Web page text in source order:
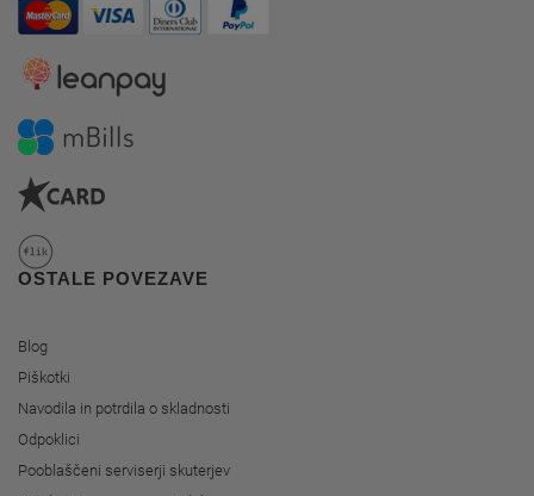
OSTALE POVEZAVE
Blog
Piškotki
Navodila in potrdila o skladnosti
Odpoklici
Pooblaščeni serviserji skuterjev